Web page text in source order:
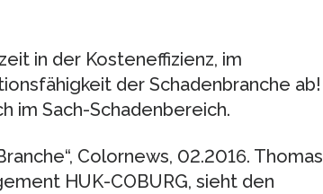
in der Kosteneffizienz, im
der Schadenbranche ab!
im Sach-Schadenbereich.
Colornews, 02.2016. Thomas
HUK-COBURG, sieht den